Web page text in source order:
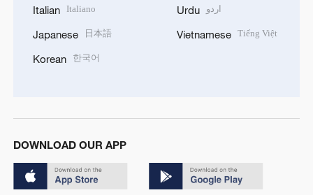
Italian Italiano
Japanese 日本語
Korean 한국어
Urdu اردو
Vietnamese Tiếng Việt
DOWNLOAD OUR APP